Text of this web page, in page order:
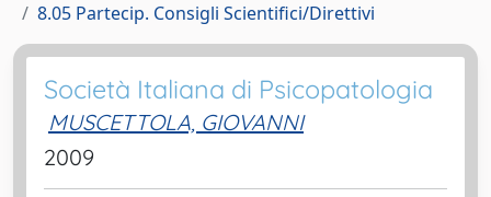
8.05 Partecip. Consigli Scientifici/Direttivi
Società Italiana di Psicopatologia
MUSCETTOLA, GIOVANNI
2009